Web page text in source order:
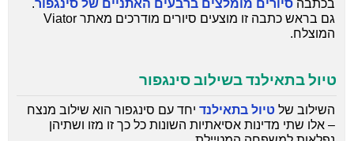
בכתבה סיורים מומלצים ברבעים האתניים של סינגפור.
גם בראש כתבה זו מוצעים סיורים מודרכים מאתר Viator
המוצלח.
טיול בתאילנד בשילוב סינגפור
השילוב של טיול בתאילנדיחד עם סינגפור הוא שילוב מנצח
– אלו שתי מדינות אסיאתיות השונות כל כך זו מזו ושתיהן